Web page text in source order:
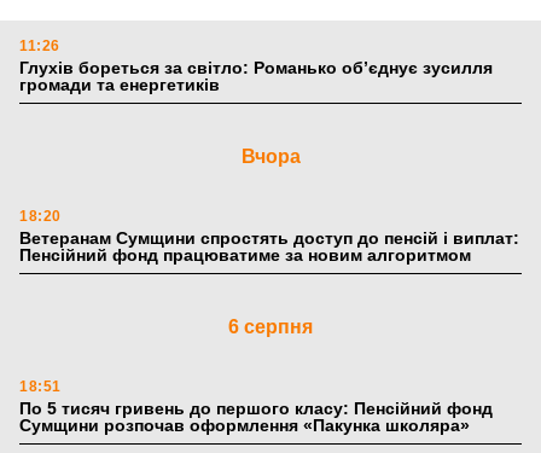
11:26
Глухів бореться за світло: Романько об’єднує зусилля
громади та енергетиків
Вчора
18:20
Ветеранам Сумщини спростять доступ до пенсій і виплат:
Пенсійний фонд працюватиме за новим алгоритмом
6 серпня
18:51
По 5 тисяч гривень до першого класу: Пенсійний фонд
Сумщини розпочав оформлення «Пакунка школяра»